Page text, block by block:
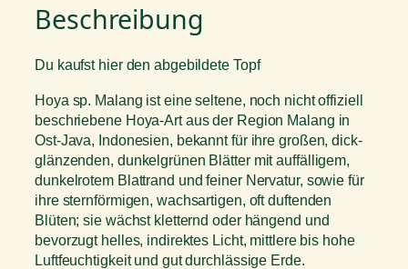
Beschreibung
Du kaufst hier den abgebildete Topf
Hoya sp. Malang ist eine seltene, noch nicht offiziell
beschriebene Hoya-Art aus der Region Malang in
Ost-Java, Indonesien, bekannt für ihre großen, dick-
glänzenden, dunkelgrünen Blätter mit auffälligem,
dunkelrotem Blattrand und feiner Nervatur, sowie für
ihre sternförmigen, wachsartigen, oft duftenden
Blüten; sie wächst kletternd oder hängend und
bevorzugt helles, indirektes Licht, mittlere bis hohe
Luftfeuchtigkeit und gut durchlässige Erde.